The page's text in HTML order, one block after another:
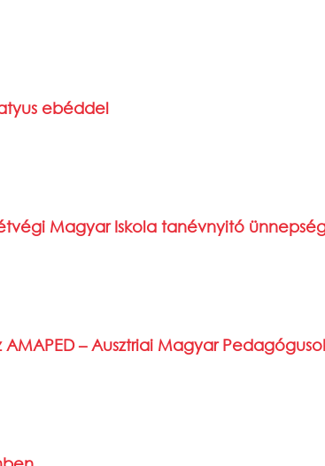
ebéddel
Magyar Iskola tanévnyitó
– Ausztriai Magyar